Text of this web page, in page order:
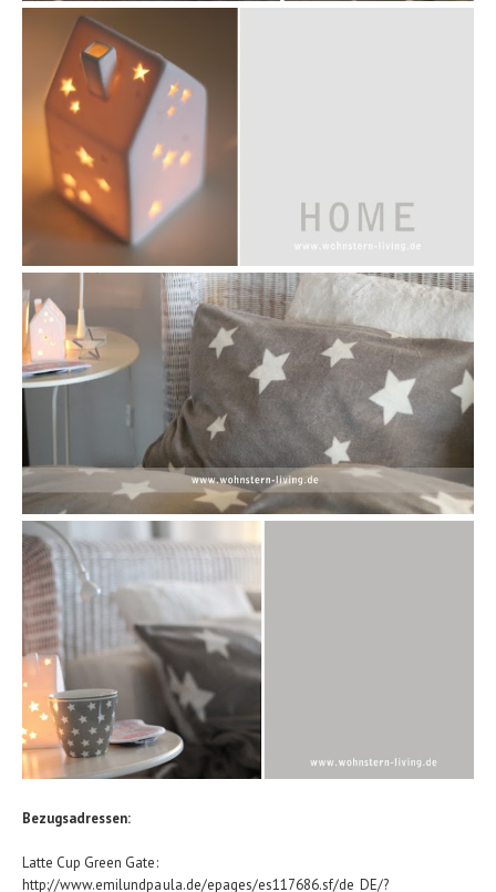
Bezugsadressen:
Latte Cup Green Gate:
http://www.emilundpaula.de/epages/es117686.sf/de_DE/?